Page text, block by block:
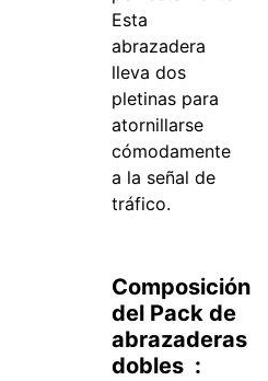
Esta
abrazadera
lleva dos
pletinas para
atornillarse
cómodamente
a la señal de
tráfico.
Composición
del Pack de
abrazaderas
dobles :